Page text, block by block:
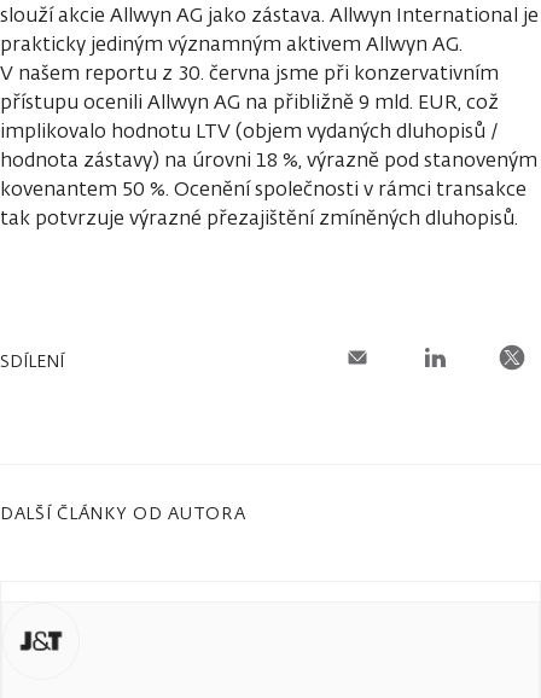
slouží akcie Allwyn AG jako zástava. Allwyn International je
prakticky jediným významným aktivem Allwyn AG.
V našem reportu z 30. června jsme při konzervativním
přístupu ocenili Allwyn AG na přibližně 9 mld. EUR, což
implikovalo hodnotu LTV (objem vydaných dluhopisů /
hodnota zástavy) na úrovni 18 %, výrazně pod stanoveným
kovenantem 50 %. Ocenění společnosti v rámci transakce
tak potvrzuje výrazné přezajištění zmíněných dluhopisů.
SDÍLENÍ
DALŠÍ ČLÁNKY OD AUTORA